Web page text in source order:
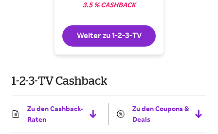
3.5 % CASHBACK
Weiter zu 1-2-3-TV
1-2-3-TV Cashback
Zu den Cashback-
Raten
Zu den Coupons &
Deals